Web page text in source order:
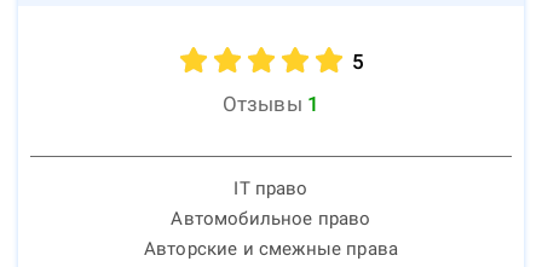
5
Отзывы 1
IT право
Автомобильное право
Авторские и смежные права